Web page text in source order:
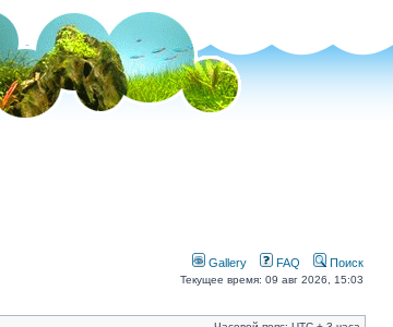
Gallery FAQ Поиск
Текущее время: 09 авг 2026, 15:03